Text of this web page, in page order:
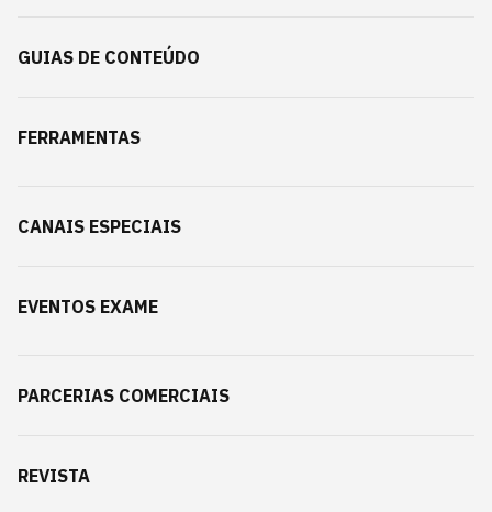
GUIAS DE CONTEÚDO
FERRAMENTAS
CANAIS ESPECIAIS
EVENTOS EXAME
PARCERIAS COMERCIAIS
REVISTA